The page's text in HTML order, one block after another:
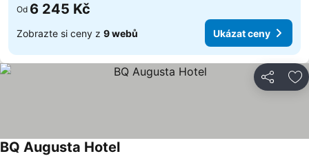
Od 6 245 Kč
Zobrazte si ceny z 9 webů Ukázat ceny
Sdílet
BQ Augusta Hotel